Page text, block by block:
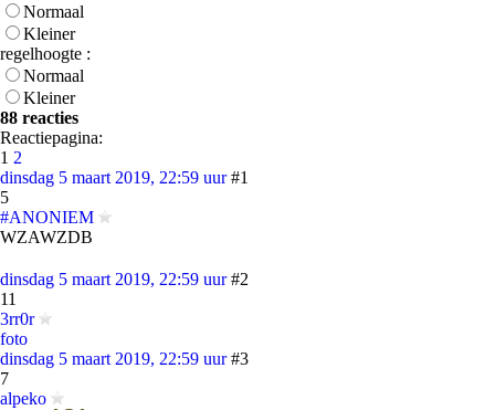
Normaal
Kleiner
regelhoogte :
Normaal
Kleiner
88 reacties
Reactiepagina:
1 2
dinsdag 5 maart 2019, 22:59 uur #1
5
#ANONIEM
WZAWZDB
dinsdag 5 maart 2019, 22:59 uur #2
11
3rr0r
foto
dinsdag 5 maart 2019, 22:59 uur #3
7
alpeko